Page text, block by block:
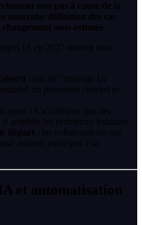
non pas à cause de la
mauvaise définition des cas
sous-estimée
IA en 2027 suivent trois
: pas de “stratégie IA
un processus concret et
agent IA n’améliore pas des
amplifie les problèmes existants
départ : les collaborateurs qui
doivent participer à sa
et automatisation